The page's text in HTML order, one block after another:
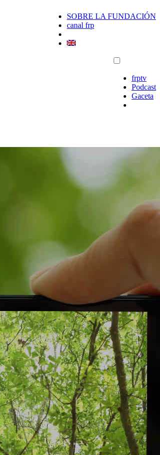
SOBRE LA FUNDACIÓN
canal frp
frptv
Podcast
Gaceta